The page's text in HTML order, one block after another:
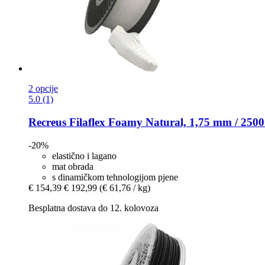
2 opcije
5.0 (1)
Recreus Filaflex Foamy Natural, 1,75 mm /
-20%
elastično i lagano
mat obrada
s dinamičkom tehnologijom pjene
€ 154,39 € 192,99 (€ 61,76 / kg)
Besplatna dostava do 12. kolovoza